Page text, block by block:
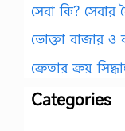
সেবা কি? সেবার
ভোক্তা বাজার ও
ক্রেতার ক্রয়
Categories